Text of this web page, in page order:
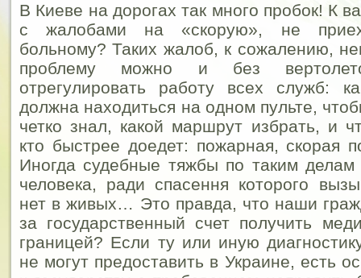
В Киеве на дорогах так много пробок! К
с жалобами на «скорую», не
больному? Таких жалоб, к сожалению,
проблему можно и без
отрегулировать работу всех служб:
должна находиться на одном пульте,
четко знал, какой маршрут избрать, и
кто быстрее доедет: пожарная, скорая
Иногда судебные тяжбы по таким делам
человека, ради спасення которого
нет в живых… Это правда, что наши
за государственный счет получить
границей? Если ту или иную
не могут предоставить в Украине, есть